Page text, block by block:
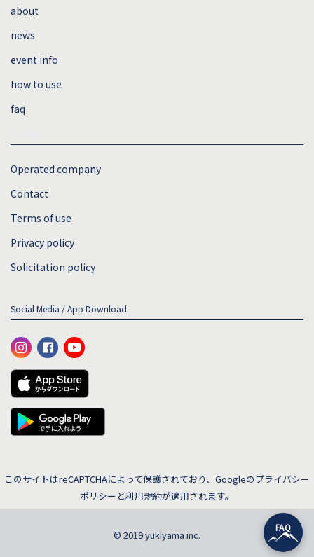
about
news
event info
how to use
faq
Operated company
Contact
Terms of use
Privacy policy
Solicitation policy
Social Media / App Download
このサイトはreCAPTCHAによって保護されており、Googleの プライバシー
ポリシー と利用規約が適用されます。
© 2019 yukiyama inc.
FAQ